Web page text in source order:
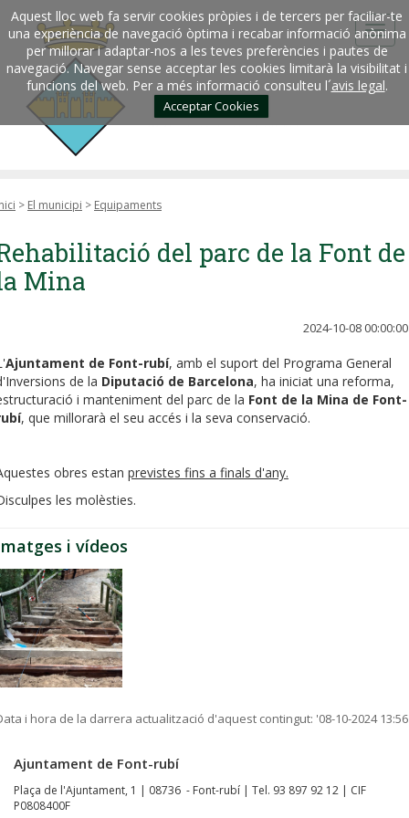
Aquest lloc web fa servir cookies pròpies i de tercers per faciliar-te
una experiència de navegació òptima i recabar informació anònima
per millorar i adaptar-nos a les teves preferències i pautes de
navegació. Navegar sense acceptar les cookies limitarà la visibilitat i
funcions del web. Per a més informació consulteu l´avis legal.
Acceptar Cookies
> El municipi > Equipaments
del parc de la Font de
Mina
2024-10-08 00:00:00
Ajuntament de Font-rubí, amb el suport del Programa General
de la Diputació de Barcelona, ha iniciat una reforma,
i manteniment del parc de la Font de la Mina de Font-
, que millorarà el seu accés i la seva conservació.
obres estan previstes fins a finals d'any.
les molèsties.
i vídeos
i hora de la darrera actualització d'aquest contingut: '08-10-2024 13:56
Ajuntament de Font-rubí
Plaça de l'Ajuntament, 1 | 08736 - Font-rubí | Tel. 93 897 92 12 | CIF
P0808400F